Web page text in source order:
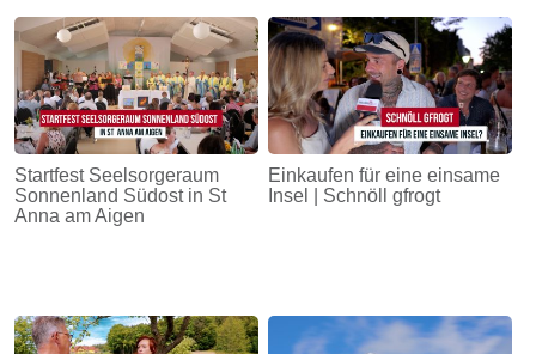
Startfest Seelsorgeraum
Sonnenland Südost in St
Anna am Aigen
Einkaufen für eine einsame
Insel | Schnöll gfrogt